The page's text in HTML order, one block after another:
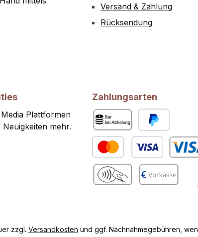
Versand & Zahlung
Rücksendung
Plattformen
mehr.
Zahlungsarten
Bar bei Abholung
PayPal
Kredit- oder Debitkarte
zzgl. Versandkosten und ggf. Nachnahmegebühren,